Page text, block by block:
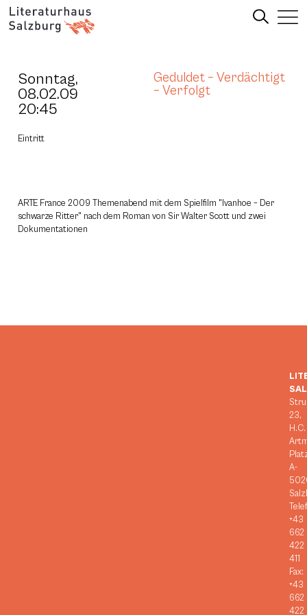
Sonntag,
08.02.09
20:45
Geduldet – Verdächtigt
– Verfolgt
Eintritt
ARTE France 2009 Themenabend mit dem Spielfilm "Ivanhoe – Der
schwarze Ritter" nach dem Roman von Sir Walter Scott und zwei
Dokumentationen
23,
H.C.
A-
+43
662
422
411
Fax:
+43
662
422